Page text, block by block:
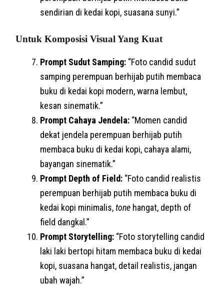
sendirian di kedai kopi, suasana sunyi.”
Untuk Komposisi Visual Yang Kuat
Prompt Sudut Samping: “Foto candid sudut
samping perempuan berhijab putih membaca
buku di kedai kopi modern, warna lembut,
kesan sinematik.”
Prompt Cahaya Jendela: “Momen candid
dekat jendela perempuan berhijab putih
membaca buku di kedai kopi, cahaya alami,
bayangan sinematik.”
Prompt Depth of Field: “Foto candid realistis
perempuan berhijab putih membaca buku di
kedai kopi minimalis,tone hangat, depth of
field dangkal.”
Prompt Storytelling: “Foto storytelling candid
laki laki bertopi hitam membaca buku di kedai
kopi, suasana hangat, detail realistis, jangan
ubah wajah.”